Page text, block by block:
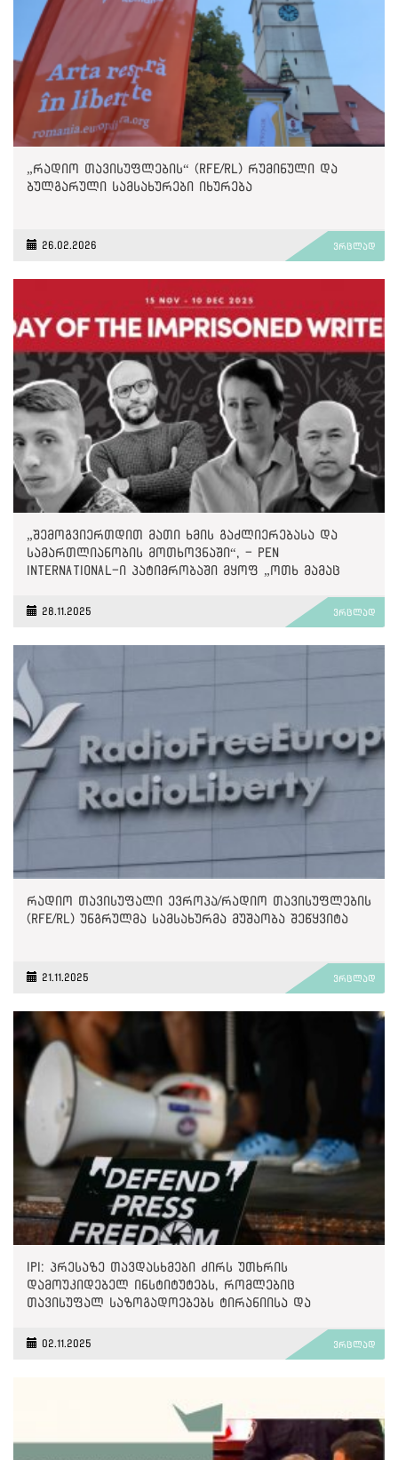
„რადიო თავისუფლების“ (RFE/RL) რუმინული და
ბულგარული სამსახურები იხურება
26.02.2026 ვრცლად
„შემოგვიერთდით მათი ხმის გაძლიერებასა და
სამართლიანობის მოთხოვნაში“, - PEN
International-ი პატიმრობაში მყოფ „ოთხ მამაც
28.11.2025 ვრცლად
რადიო თავისუფალი ევროპა/რადიო თავისუფლების
(RFE/RL) უნგრულმა სამსახურმა მუშაობა შეწყვიტა
21.11.2025 ვრცლად
IPI: პრესაზე თავდასხმები ძირს უთხრის
დამოუკიდებელ ინსტიტუტებს, რომლებიც
თავისუფალ საზოგადოებებს ტირანიისა და
02.11.2025 ვრცლად